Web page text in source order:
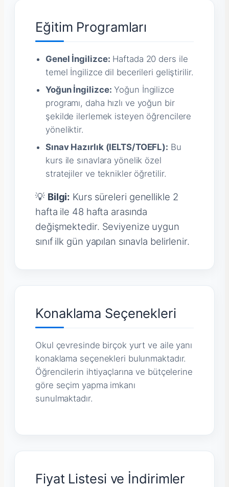
Eğitim Programları
Genel İngilizce: Haftada 20 ders ile
temel İngilizce dil becerileri geliştirilir.
Yoğun İngilizce: Yoğun İngilizce
programı, daha hızlı ve yoğun bir
şekilde ilerlemek isteyen öğrencilere
yöneliktir.
Sınav Hazırlık (IELTS/TOEFL): Bu
kurs ile sınavlara yönelik özel
stratejiler ve teknikler öğretilir.
💡 Bilgi: Kurs süreleri genellikle 2
hafta ile 48 hafta arasında
değişmektedir. Seviyenize uygun
sınıf ilk gün yapılan sınavla belirlenir.
Konaklama Seçenekleri
Okul çevresinde birçok yurt ve aile yanı
konaklama seçenekleri bulunmaktadır.
Öğrencilerin ihtiyaçlarına ve bütçelerine
göre seçim yapma imkanı
sunulmaktadır.
Fiyat Listesi ve İndirimler